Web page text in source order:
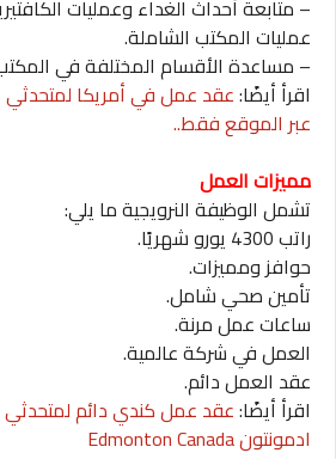
– متابعة أحداث الغداء وعمليات
عمليات المكتب الشاملة.
– مساعدة الأقسام المختلفة في
اقرأ أيضًا:عقد عمل في أمريكا لمتحدثي
عبر الموقع فقط..
مميزات العمل
تشمل الوظيفة النرويجية ما يلي:
راتب 4300 يورو شهريًا.
حوافز ومميزات.
تأمين صحي شامل.
ساعات عمل مرنة.
العمل في شركة عالمية.
عقد العمل دائم.
اقرأ أيضًا:عقد عمل كندي دائم لمتحدثي
ادمونتون Edmonton Canada